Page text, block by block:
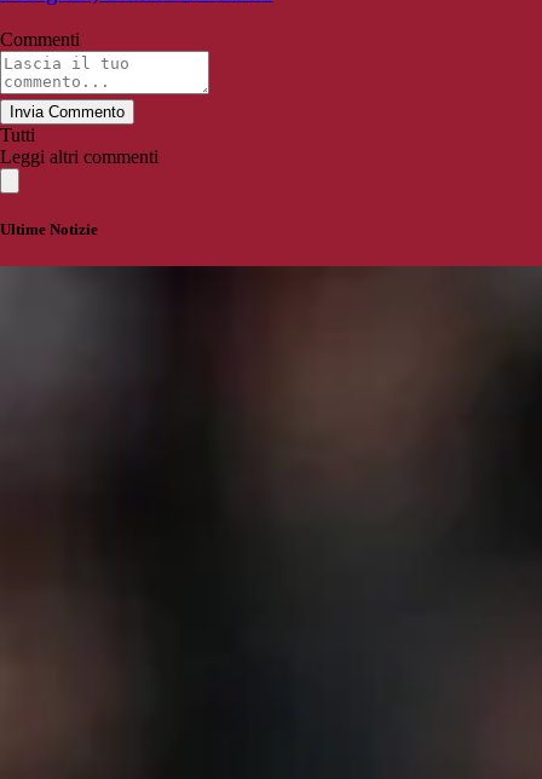
Commenti
Invia Commento
Tutti
Leggi altri commenti
Ultime Notizie